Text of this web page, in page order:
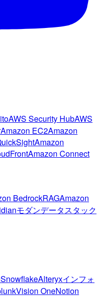
AWS Security HubAWS
Amazon EC2Amazon
Amazon
Amazon Connect
BedrockRAGAmazon
モダンデータスタック
SnowflakeAlteryxインフォ
Vision OneNotion